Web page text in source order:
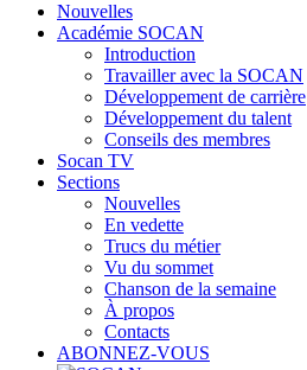
Nouvelles
Académie SOCAN
Introduction
Travailler avec la SOCAN
Développement de carrière
Développement du talent
Conseils des membres
Socan TV
Sections
Nouvelles
En vedette
Trucs du métier
Vu du sommet
Chanson de la semaine
À propos
Contacts
ABONNEZ-VOUS